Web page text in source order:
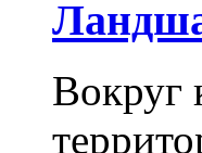
Вокруг